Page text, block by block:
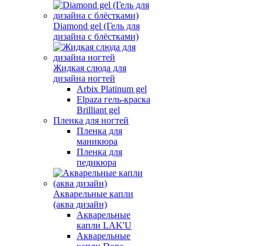
Diamond gel (Гель для
дизайна с блёстками)
Жидкая слюда для
дизайна ногтей
Arbix Platinum gel
Elpaza гель-краска
Brilliant gel
Пленка для ногтей
Пленка для
маникюра
Пленка для
педикюра
Акварельные капли
(аква дизайн)
Акварельные
капли LAK'U
Акварельные